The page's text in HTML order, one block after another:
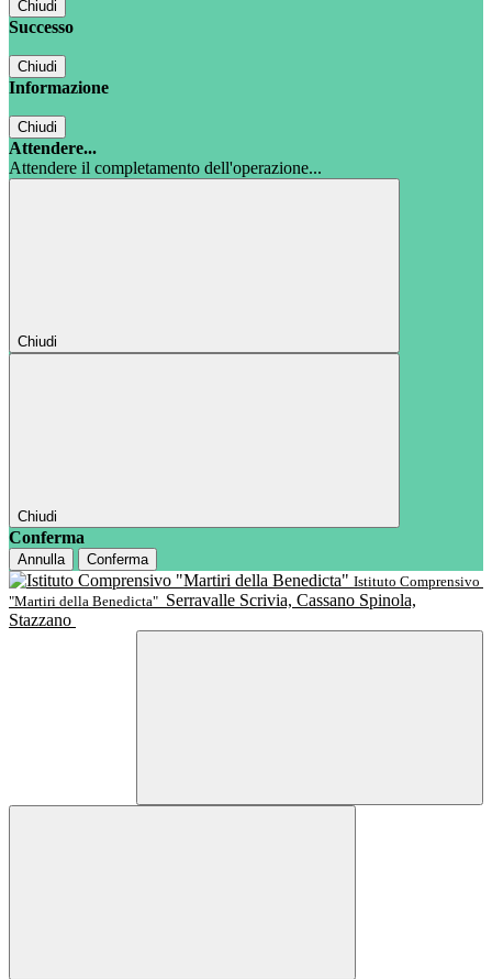
Chiudi
Successo
Chiudi
Informazione
Chiudi
Attendere...
Attendere il completamento dell'operazione...
Chiudi
Chiudi
Conferma
Annulla
Conferma
Istituto Comprensivo
"Martiri della Benedicta" Serravalle Scrivia, Cassano Spinola,
Stazzano